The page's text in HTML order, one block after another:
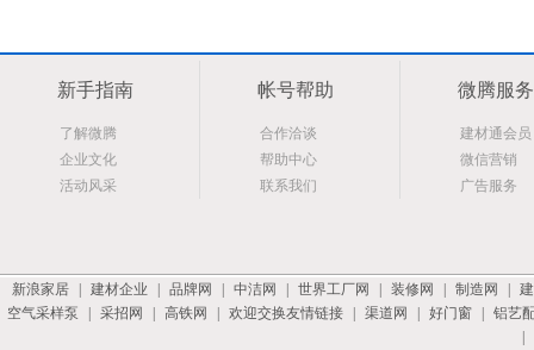
新手指南
了解微腾
企业文化
活动风采
帐号帮助
合作洽谈
帮助中心
联系我们
微腾服务
建材通会员
微信营销
广告服务
新浪家居 | 建材企业 | 品牌网 | 中洁网 | 世界工厂网 | 装修网 | 制造网 |
空气采样泵
| 采招网 | 高铁网 | 欢迎交换友情链接 | 渠道网 | 好门窗 | 铝艺
|